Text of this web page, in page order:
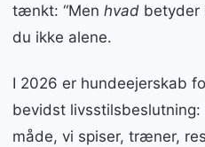
tænkt: “Men hvad betyder
du ikke alene.
I 2026 er hundeejerskab
bevidst
måde, vi spiser, træner,